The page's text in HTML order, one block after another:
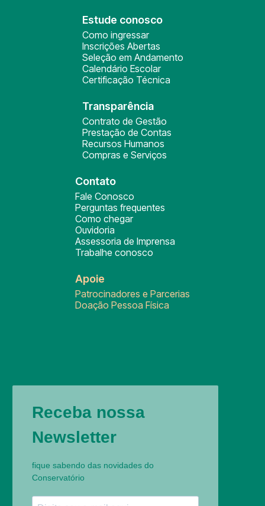
Estude conosco
Como ingressar
Inscrições Abertas
Seleção em Andamento
Calendário Escolar
Certificação Técnica
Transparência
Contrato de Gestão
Prestação de Contas
Recursos Humanos
Compras e Serviços
Contato
Fale Conosco
Perguntas frequentes
Como chegar
Ouvidoria
Assessoria de Imprensa
Trabalhe conosco
Apoie
Patrocinadores e Parcerias
Doação Pessoa Física